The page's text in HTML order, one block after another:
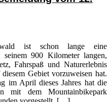
ist schon lange eine
900 Kilometer langen,
Fahrspaß und Naturerlebnis
Gebiet vorzuweisen hat.
im April dieses Jahres hat die
mit dem Mountainbikepark